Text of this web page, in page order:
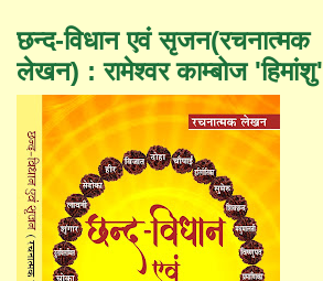
छन्द-विधान एवं सृजन(रचनात्मक
लेखन) : रामेश्वर काम्बोज 'हिमांशु'